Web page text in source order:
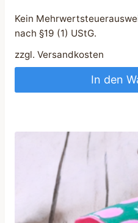
Kein
nach §19 (1) UStG.
zzgl. Versandkosten
In den